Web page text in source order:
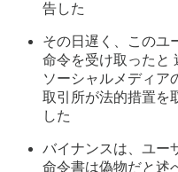
告した
その日遅く、このユ
命令を受け取ったと
ソーシャルメディア
取引所が法的措置を
した
バイナンスは、ユー
命令書は偽物だと述